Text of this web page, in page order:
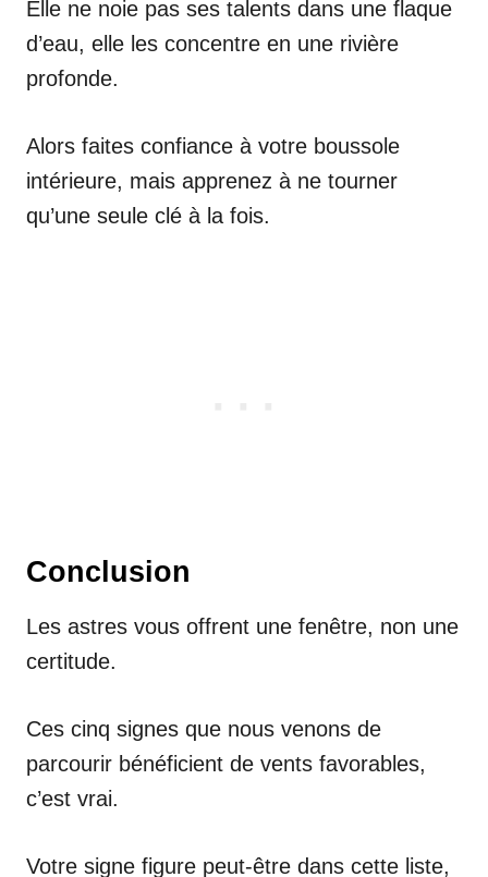
Elle ne noie pas ses talents dans une flaque
d’eau, elle les concentre en une rivière
profonde.
Alors faites confiance à votre boussole
intérieure, mais apprenez à ne tourner
qu’une seule clé à la fois.
Conclusion
Les astres vous offrent une fenêtre, non une
certitude.
Ces cinq signes que nous venons de
parcourir bénéficient de vents favorables,
c’est vrai.
Votre signe figure peut-être dans cette liste,